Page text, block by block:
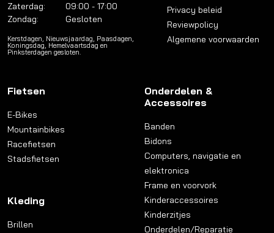
Zaterdag:
09:00 - 17:00
Zondag:
Gesloten
Kerstdagen, Nieuwsjaardag, Paasdagen,
Koningsdag, Hemelvaartsdag en
Pinksterdagen gesloten.
Privacy beleid
Reviewpolicy
Algemene voorwaarden
Fietsen
E-Bikes
Mountainbikes
Racefietsen
Stadsfietsen
Kleding
Brillen
Onderdelen &
Accessoires
Banden
Bidons
Computers, navigatie en
elektronica
Frame en voorvork
Kinderaccessoires
Kinderzitjes
Onderdelen/Reparatie